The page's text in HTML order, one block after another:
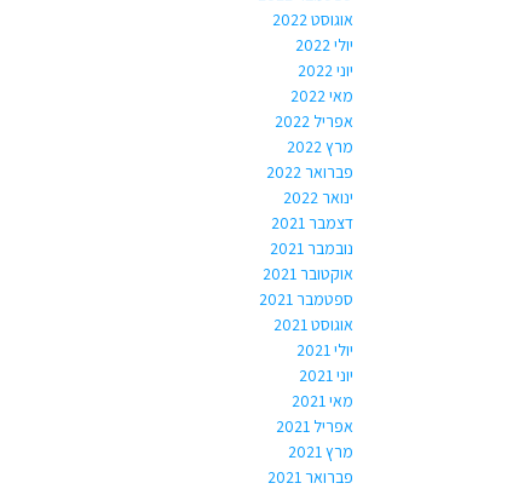
אוגוסט 2022
יולי 2022
יוני 2022
מאי 2022
אפריל 2022
מרץ 2022
פברואר 2022
ינואר 2022
דצמבר 2021
נובמבר 2021
אוקטובר 2021
ספטמבר 2021
אוגוסט 2021
יולי 2021
יוני 2021
מאי 2021
אפריל 2021
מרץ 2021
פברואר 2021